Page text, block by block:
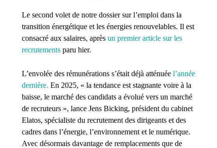
Le second volet de notre dossier sur l’emploi dans la
transition énergétique et les énergies renouvelables. Il est
consacré aux salaires, après un premier article sur les
recrutementsparu hier.
L’envolée des rémunérations s’était déjà atténuée l’année
dernière. En 2025, « la tendance est stagnante voire à la
baisse, le marché des candidats a évolué vers un marché
de recruteurs », lance Jens Bicking, président du cabinet
Elatos, spécialiste du recrutement des dirigeants et des
cadres dans l’énergie, l’environnement et le numérique.
Avec désormais davantage de remplacements que de